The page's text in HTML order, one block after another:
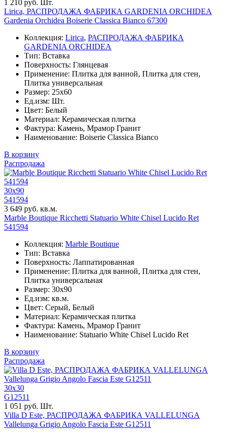
1 210 руб. Шт.
Lirica, РАСПРОДАЖА ФАБРИКА GARDENIA ORCHIDEA
Gardenia Orchidea Boiserie Classica Bianco 67300
Коллекция: Lirica, РАСПРОДАЖА ФАБРИКА
GARDENIA ORCHIDEA
Тип: Вставка
Поверхность: Глянцевая
Применение: Плитка для ванной, Плитка для стен,
Плитка универсальная
Размер: 25x60
Ед.изм: Шт.
Цвет: Белый
Материал: Керамическая плитка
Фактура: Камень, Мрамор Гранит
Наименование: Boiserie Classica Bianco
В корзину
Распродажа
30x90
541594
3 649 руб. кв.м.
Marble Boutique Ricchetti Statuario White Chisel Lucido Ret
541594
Коллекция: Marble Boutique
Тип: Вставка
Поверхность: Лаппатированная
Применение: Плитка для ванной, Плитка для стен,
Плитка универсальная
Размер: 30x90
Ед.изм: кв.м.
Цвет: Серый, Белый
Материал: Керамическая плитка
Фактура: Камень, Мрамор Гранит
Наименование: Statuario White Chisel Lucido Ret
В корзину
Распродажа
30x30
G12511
1 051 руб. Шт.
Villa D Este, РАСПРОДАЖА ФАБРИКА VALLELUNGA
Vallelunga Grigio Angolo Fascia Este G12511